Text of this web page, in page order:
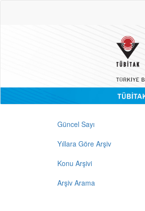
Güncel Sayı
Yıllara Göre Arşiv
Konu Arşivi
Arşiv Arama